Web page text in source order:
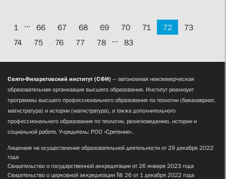
1 ... 66 67 68 69 70 71 72
73
74
75 76 77 78 ... 83
Свято-Филаретовский институт (СФИ) — автономная некоммерческая
образовательная организация высшего образования. Институт реализует
программы высшего профессионального образования по теологии (бакалавриат,
магистратура) и истории (магистратура), а также дополнительного
профессионального образования по теологии, религиоведению, истории и
социальной работе. Учредитель: РОО «Сретение».
Лицензия на осуществление образовательной деятельности от 29 декабря 2022
года
Свидетельство о государственной аккредитации от 26 января 2023 года
Свидетельство о церковной аккредитации № 26 от 1 декабря 2022 года